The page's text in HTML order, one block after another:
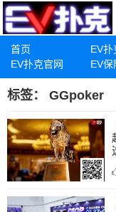
首页 EV扑
EV扑克官网
EV
标签： GGpoker